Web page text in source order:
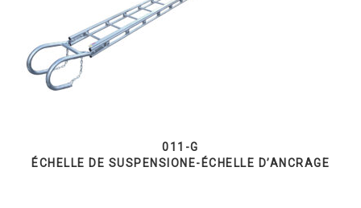
011-G
ÉCHELLE DE SUSPENSIONE-ÉCHELLE D’ANCRAGE